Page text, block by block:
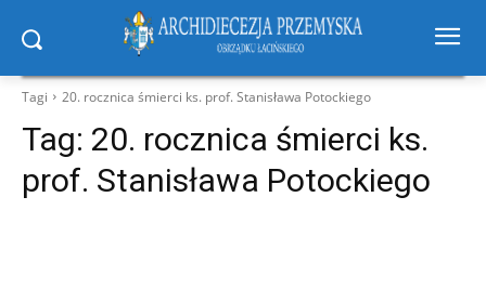
Tagi 20. rocznica śmierci ks. prof. Stanisława Potockiego
Tag: 20. rocznica śmierci ks.
prof. Stanisława Potockiego